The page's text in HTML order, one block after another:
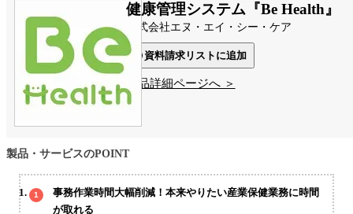
健康管理システム『Be Health』
株式会社エヌ・エイ・シー・ケア
資料請求リストに追加
製品詳細ページへ ＞
製品・サービスのPOINT
事務作業時間大幅削減！本来やりたい産業保健業務に時間
が取れる